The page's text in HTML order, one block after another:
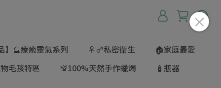
】🔮療癒靈氣系列 ♀♂私密衛生
🏠家庭最愛
毛孩特區
💯100%天然手作蠟燭 🧴瓶器